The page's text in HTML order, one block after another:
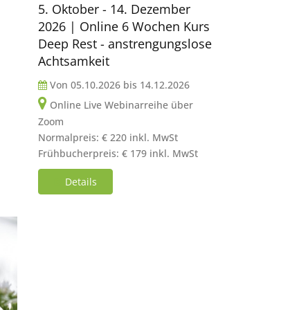
5. Oktober - 14. Dezember
2026 | Online 6 Wochen Kurs
Deep Rest - anstrengungslose
Achtsamkeit
Von 05.10.2026bis 14.12.2026
Online Live Webinarreihe über
Zoom
Normalpreis: € 220 inkl. MwSt
Frühbucherpreis: € 179 inkl. MwSt
Details